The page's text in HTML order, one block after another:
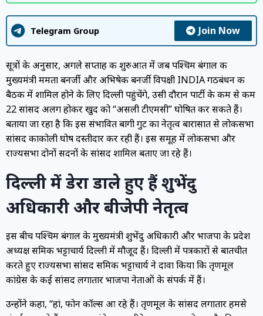
Telegram Group Join Now
सूत्रों के अनुसार, अगले सप्ताह की शुरुआत में जब पश्चिम बंगाल की
मुख्यमंत्री ममता बनर्जी और अभिषेक बनर्जी विपक्षी INDIA गठबंधन की
बैठक में शामिल होने के लिए दिल्ली पहुंचेंगे, उसी दौरान पार्टी के कम से कम
22 सांसद अलग होकर खुद को “असली टीएमसी” घोषित कर सकते हैं।
बताया जा रहा है कि इस संभावित बागी गुट का नेतृत्व बारासात से लोकसभा
सांसद काकोली घोष दस्तीदार कर रही हैं। इस समूह में लोकसभा और
राज्यसभा दोनों सदनों के सांसद शामिल बताए जा रहे हैं।
दिल्ली में डेरा डाले हुए हैं शुभेंदु
अधिकारी और बीजेपी नेतृत्व
इस बीच पश्चिम बंगाल के मुख्यमंत्री शुभेंदु अधिकारी और भाजपा के प्रदेश
अध्यक्ष समिक भट्टाचार्य दिल्ली में मौजूद हैं। दिल्ली में पत्रकारों से बातचीत
करते हुए राज्यसभा सांसद समिक भट्टाचार्य ने दावा किया कि तृणमूल
कांग्रेस के कई सांसद लगातार भाजपा नेताओं के संपर्क में हैं।
उन्होंने कहा, “हां, फोन कॉल्स आ रहे हैं। तृणमूल के सांसद लगातार हमसे